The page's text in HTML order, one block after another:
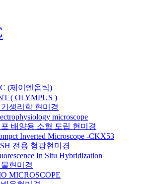
(제이엔옵틱)
( OLYMPUS )
생리학 현미경
microscope
배양용 소형 도립 현미경
Inverted Microscope -CKX53
전용 형광현미경
In Situ Hybridization
현미경
MICROSCOPE